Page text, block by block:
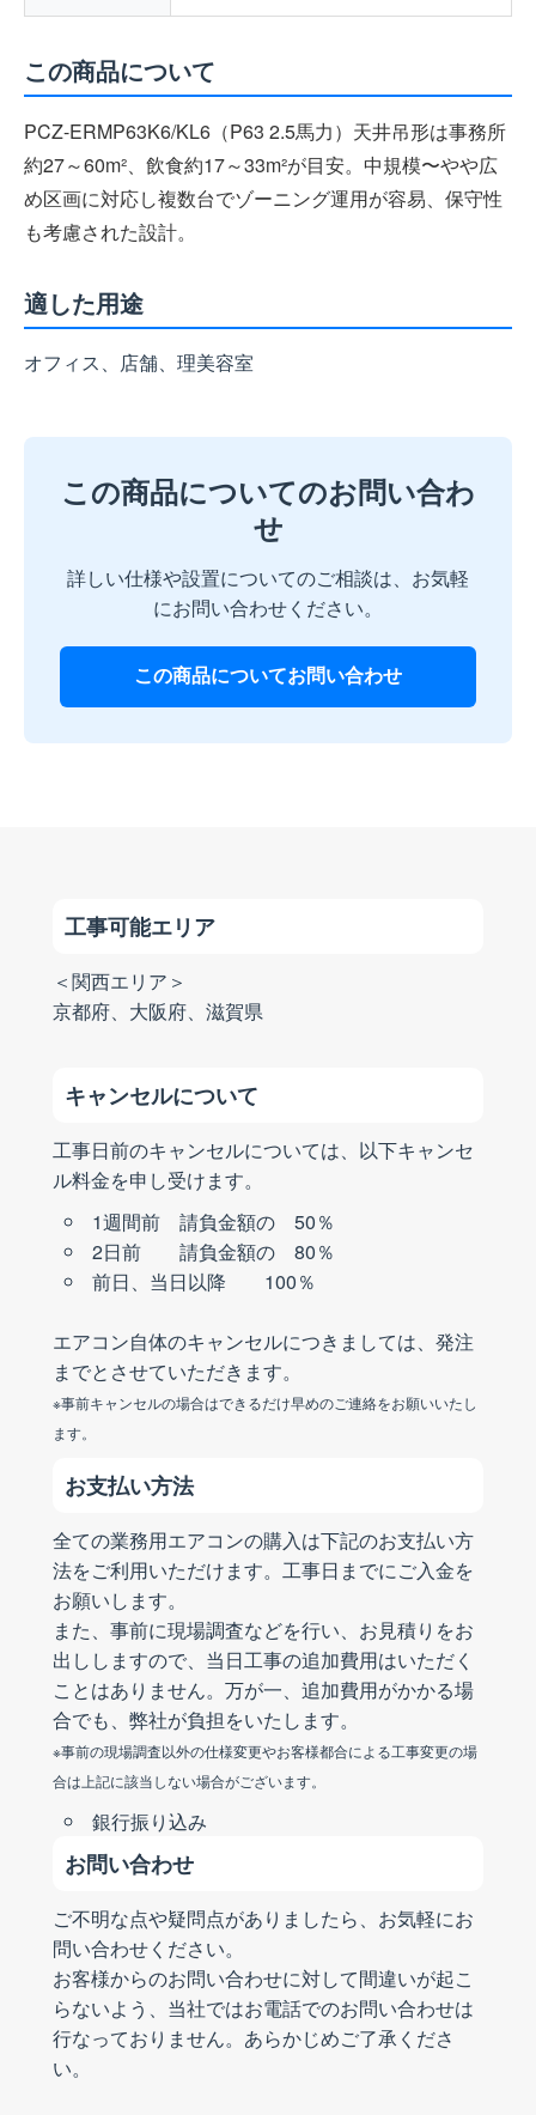
この商品について
PCZ-ERMP63K6/KL6（P63 2.5馬力）天井吊形は事務所
約27～60m²、飲食約17～33m²が目安。中規模〜やや広
め区画に対応し複数台でゾーニング運用が容易、保守性
も考慮された設計。
適した用途
オフィス、店舗、理美容室
この商品についてのお問い合わ
せ
詳しい仕様や設置についてのご相談は、お気軽
にお問い合わせください。
この商品についてお問い合わせ
工事可能エリア
＜関西エリア＞
京都府、大阪府、滋賀県
キャンセルについて
工事日前のキャンセルについては、以下キャンセ
ル料金を申し受けます。
1週間前 請負金額の 50％
2日前 請負金額の 80％
前日、当日以降 100％
エアコン自体のキャンセルにつきましては、発注
までとさせていただきます。
※事前キャンセルの場合はできるだけ早めのご連絡をお願いいたし
ます。
お支払い方法
全ての業務用エアコンの購入は下記のお支払い方
法をご利用いただけます。工事日までにご入金を
お願いします。
また、事前に現場調査などを行い、お見積りをお
出ししますので、当日工事の追加費用はいただく
ことはありません。万が一、追加費用がかかる場
合でも、弊社が負担をいたします。
※事前の現場調査以外の仕様変更やお客様都合による工事変更の場
合は上記に該当しない場合がございます。
銀行振り込み
お問い合わせ
ご不明な点や疑問点がありましたら、お気軽にお
問い合わせください。
お客様からのお問い合わせに対して間違いが起こ
らないよう、当社ではお電話でのお問い合わせは
行なっておりません。あらかじめご了承くださ
い。